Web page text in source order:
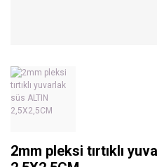
2mm pleksi tırtıklı